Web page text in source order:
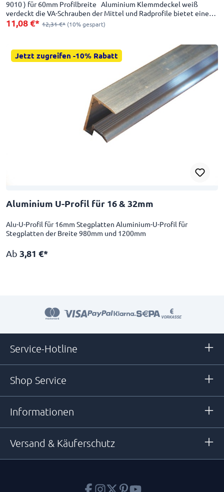
9010 ) für 60mm Profilbreite Aluminium Klemmdeckel weiß
verdeckt die VA-Schrauben der Mittel und Radprofile bietet einen
11,08 €* 12,31 €* (10% gespart)
Jetzt zugreifen -10% Rabatt
Aluminium U-Profil für 16 & 32mm
Alu-U-Profil für 16mm Stegplatten Aluminium-U-Profil für
Stegplatten der Breite 980mm und 1200mm
Ab 3,81 €*
Service-Hotline
Shop Service
Informationen
Versand & Käuferschutz